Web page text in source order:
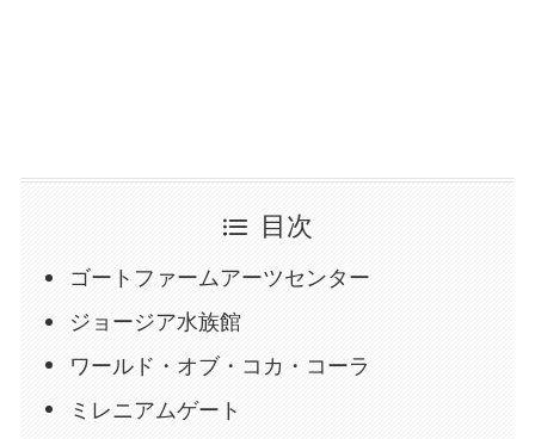
目次
ゴートファームアーツセンター
ジョージア水族館
ワールド・オブ・コカ・コーラ
ミレニアムゲート